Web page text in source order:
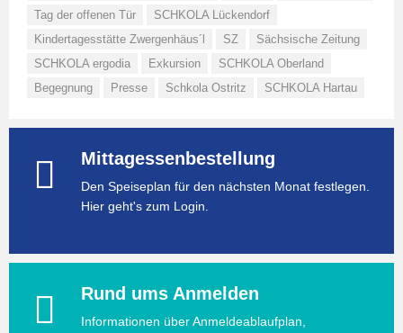
Tag der offenen Tür
SCHKOLA Lückendorf
Kindertagesstätte Zwergenhäus´l
SZ
Sächsische Zeitung
SCHKOLA ergodia
Exkursion
SCHKOLA Oberland
Begegnung
Presse Schkola Ostritz SCHKOLA Hartau
Mittagessenbestellung
Den Speiseplan für den nächsten Monat festlegen.
Hier geht's zum Login.
Rund ums Anmelden
Informationen über Anmeldeablaufplan,